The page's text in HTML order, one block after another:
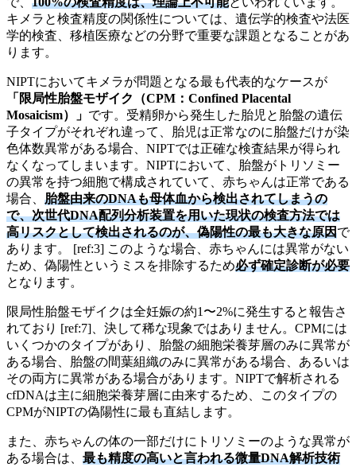
キメラと検査精度の関係性については、遺伝学的検査や法医
学的検査、移植医療などの分野で重要な課題となることがあ
ります。
NIPTにおいてキメラが問題となる最も代表的なケースが
「限局性胎盤モザイク（CPM：Confined Placental
Mosaicism）」 です。受精卵から発生した胎児と胎盤の遺伝
子タイプがそれぞれ違って、胎児は正常なのに胎盤だけが染
色体数異常がある場合、NIPTでは正確な検査結果が得られ
なくなってしまいます。NIPTにおいて、胎盤がトリソミー
の異常を持つ細胞で構成されていて、赤ちゃんは正常である
場合、 胎盤由来のDNAも母体血から検出されてしまうの
で、次世代DNA配列分析装置を用いた現状の検査方法では
高リスクとして検出されるのが、偽陽性の最も大きな原因で
あります。 [ref:3] このような場合、赤ちゃんには異常がない
ため、偽陽性というミスを排除するため必ず確定診断が必要
となります。
限局性胎盤モザイクは全妊娠の約1〜2%に発生すると報告さ
れており [ref:7]、決して稀な現象ではありません。CPMには
いくつかのタイプがあり、胎盤の細胞栄養芽層のみに異常が
ある場合、胎盤の間葉組織のみに異常がある場合、あるいは
その両方に異常がある場合があります。NIPTで解析される
cfDNAは主に細胞栄養芽層に由来するため、このタイプの
CPMがNIPTの偽陽性に最も直結します。
また、赤ちゃんの体の一部だけにトリソミーのような異常が
ある場合は、 最も精度の高いと言われる微量DNA解析技術